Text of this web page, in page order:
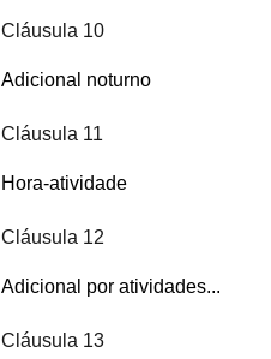
Cláusula 10
Adicional noturno
Cláusula 11
Hora-atividade
Cláusula 12
Adicional por atividades...
Cláusula 13